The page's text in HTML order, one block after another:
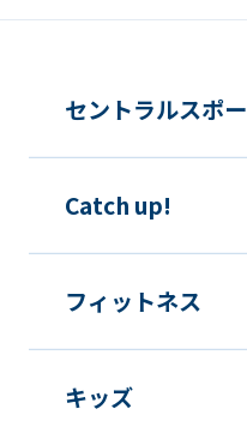
セントラルスポ
Catch up!
フィットネス
キッズ